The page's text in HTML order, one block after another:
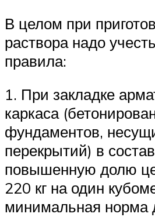
В целом при
раствора надо
правила:
1. При закладке
каркаса
фундаментов,
перекрытий) в
повышенную долю
220 кг на один
минимальная